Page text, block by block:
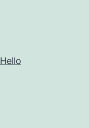
Hello